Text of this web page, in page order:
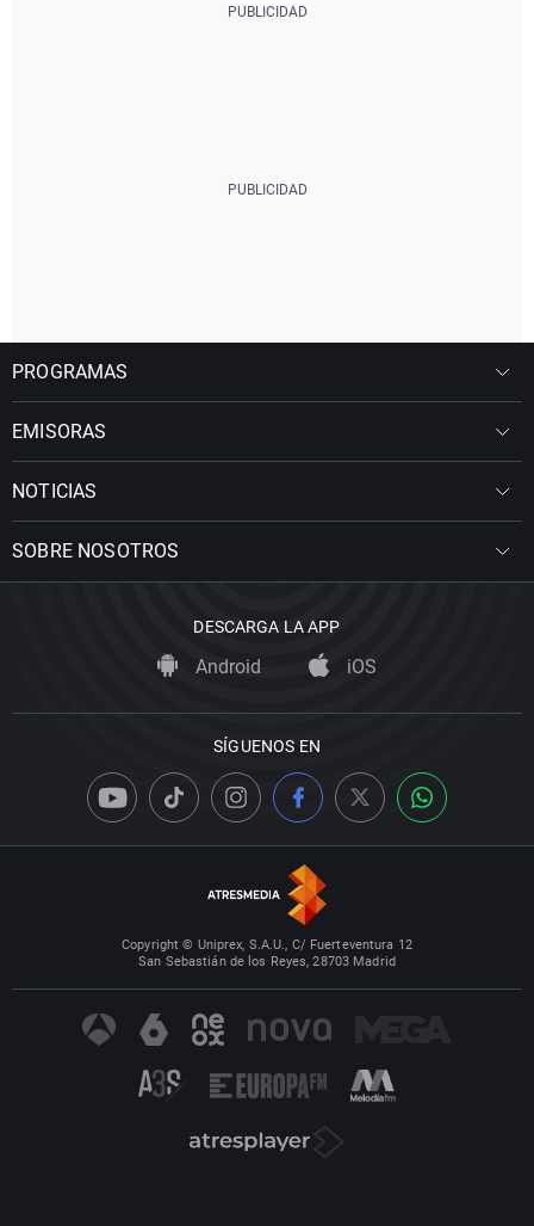
PROGRAMAS
EMISORAS
NOTICIAS
SOBRE NOSOTROS
DESCARGA LA APP
Android iOS
SÍGUENOS EN
Copyright © Uniprex, S.A.U., C/ Fuerteventura 12
San Sebastián de los Reyes, 28703 Madrid